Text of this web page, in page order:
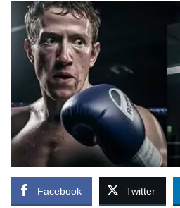
Facebook Twitter